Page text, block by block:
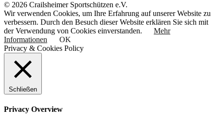
© 2026 Crailsheimer Sportschützen e.V.
Wir verwenden Cookies, um Ihre Erfahrung auf unserer Website zu
verbessern. Durch den Besuch dieser Website erklären Sie sich mit
der Verwendung von Cookies einverstanden.
Mehr
Informationen
OK
Privacy & Cookies Policy
Schließen
Privacy Overview